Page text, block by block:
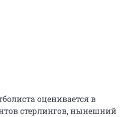
оценивается в
стерлингов, нынешний